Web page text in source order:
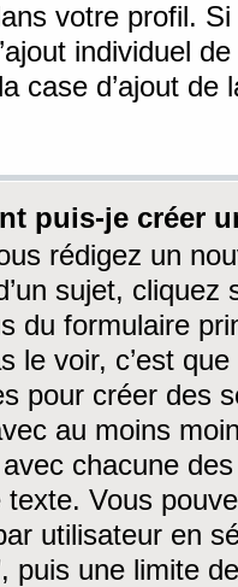
votre profil.
individuel
case d’ajout
puis-je créer
rédigez un
sujet, cliquez
du formulaire
le voir, c’est
pour créer des
au moins
chacune
texte. Vous
utilisateur en
puis une limite